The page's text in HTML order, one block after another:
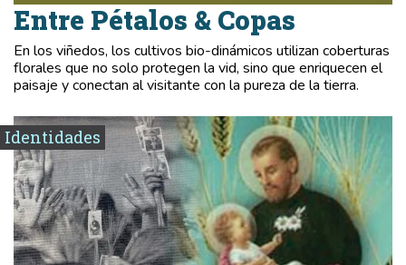
Entre Pétalos & Copas
En los viñedos, los cultivos bio-dinámicos utilizan coberturas
florales que no solo protegen la vid, sino que enriquecen el
paisaje y conectan al visitante con la pureza de la tierra.
Identidades